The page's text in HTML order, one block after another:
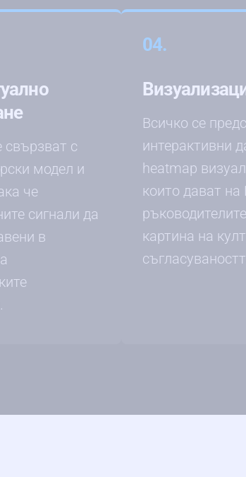
свързват с
модел и
че
сигнали да
в
04.
Всичко се
интерактивни
heatmap
които дават на
картина на